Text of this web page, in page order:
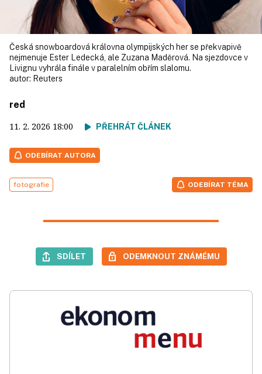
Česká snowboardová královna olympijských her se překvapivě
nejmenuje Ester Ledecká, ale Zuzana Maděrová. Na sjezdovce v
Livignu vyhrála finále v paralelním obřím slalomu.
autor: Reuters
red
11. 2. 2026 18:00 PŘEHRÁT ČLÁNEK
ODEBÍRAT AUTORA
fotografie ODEBÍRAT TÉMA
SDÍLET ODEMKNOUT ZNÁMÉMU